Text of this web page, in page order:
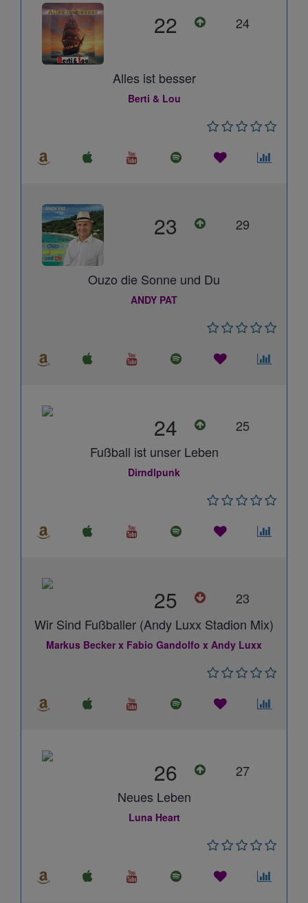
22 24
Alles ist besser
Berti & Lou
23 29
Ouzo die Sonne und Du
ANDY PAT
24
25
Fußball ist unser Leben
Dirndlpunk
25
23
Wir Sind Fußballer (Andy Luxx Stadion Mix)
Markus Becker x Fabio Gandolfo x Andy Luxx
26
27
Neues Leben
Luna Heart